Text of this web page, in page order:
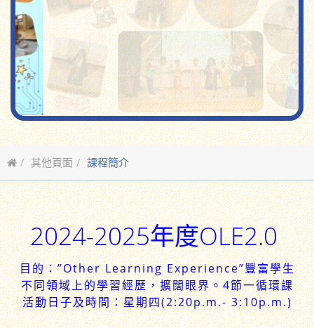
其他頁面 課程簡介
2024-2025年度OLE2.0
目的：”Other Learning Experience”豐富學生
不同領域上的學習經歷，擴闊眼界。4節一循環課
活動日子及時間：星期四(2:20p.m.- 3:10p.m.)